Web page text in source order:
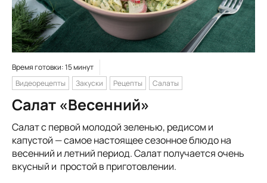
Время готовки: 15 минут
Видеорецепты
Закуски Рецепты Салаты
Салат «Весенний»
Салат с первой молодой зеленью, редисом и
капустой — самое настоящее сезонное блюдо на
весенний и летний период. Салат получается очень
вкусный и простой в приготовлении.